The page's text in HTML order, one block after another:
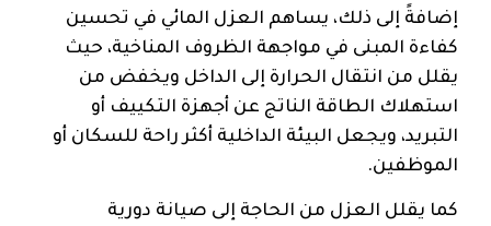
إضافةً إلى ذلك، يساهم العزل المائي في تحسين
كفاءة المبنى في مواجهة الظروف المناخية، حيث
يقلل من انتقال الحرارة إلى الداخل ويخفض من
استهلاك الطاقة الناتج عن أجهزة التكييف أو
التبريد، ويجعل البيئة الداخلية أكثر راحة للسكان أو
الموظفين.
كما يقلل العزل من الحاجة إلى صيانة دورية